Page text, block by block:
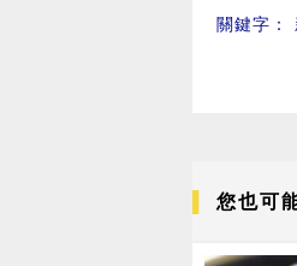
關鍵字：
您也可